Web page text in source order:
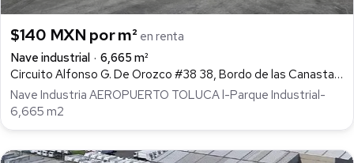
$140 MXN por m² en renta
Nave industrial
6,665 m²
Circuito Alfonso G. De Orozco #38 38, Bordo de las Canastas, Toluca
Nave Industria AEROPUERTO TOLUCA l-Parque Industrial-
6,665 m2